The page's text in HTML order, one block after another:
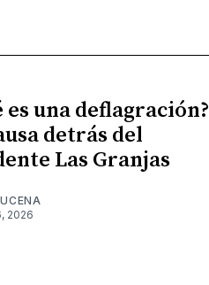
es una deflagración?
detrás del
Las Granjas
2026